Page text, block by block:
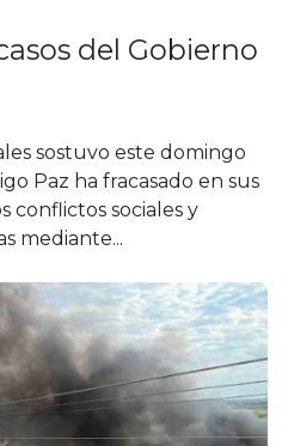
del Gobierno
sostuvo este domingo
Paz ha fracasado en sus
conflictos sociales y
mediante...